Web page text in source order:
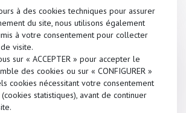
de la consommation de la profession
d’avocat :
Madame Carole PASCAREL
Médiatrice de la consommation de la
profession d’avocat
Adresse : 180 boulevard Haussmann, 75008
Paris
Adresse e-mail :
mediateur@mediateur-
à des cookies techniques pour assurer
du site, nous utilisons également
à votre consentement pour collecter
visite.
sur « ACCEPTER » pour accepter le
des cookies ou sur « CONFIGURER »
cookies nécessitant votre consentement
statistiques), avant de continuer